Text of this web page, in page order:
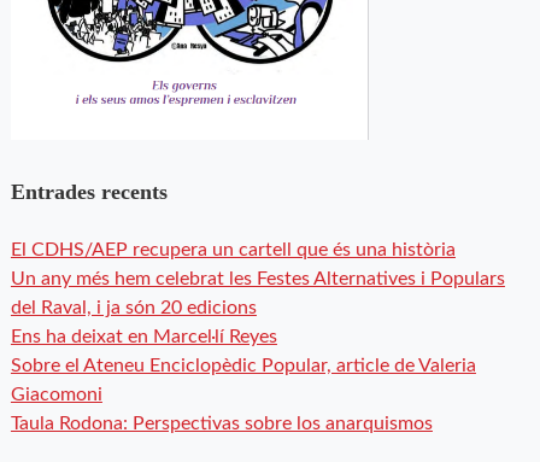
Entrades recents
El CDHS/AEP recupera un cartell que és una història
Un any més hem celebrat les Festes Alternatives i Populars
del Raval, i ja són 20 edicions
Ens ha deixat en Marcel·lí Reyes
Sobre el Ateneu Enciclopèdic Popular, article de Valeria
Giacomoni
Taula Rodona: Perspectivas sobre los anarquismos